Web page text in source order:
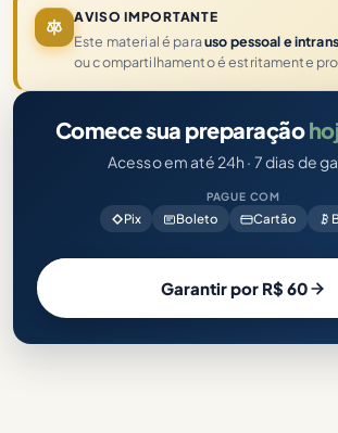
AVISO IMPORTANTE
Este material é parauso pessoal e
ou compartilhamento é estritamente
Comece sua preparação
Acesso em até 24h · 7 dias de
PAGUE COM
Pix Boleto Cartão
Garantir por R$ 60